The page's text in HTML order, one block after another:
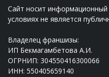
Сайт носит информационный
условиях не является
Владелец франшизы:
ИП Бекмагамбетова А.И.
ОГРНИП: 304550416300066
ИНН: 550405659140